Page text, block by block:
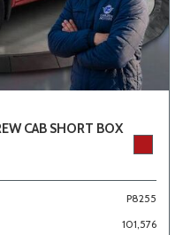
CAB SHORT BOX
P8255
101,576